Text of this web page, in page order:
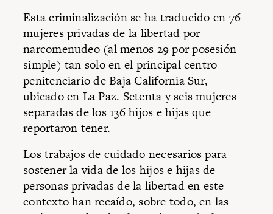
Esta criminalización se ha traducido en 76
mujeres privadas de la libertad por
narcomenudeo (al menos 29 por posesión
simple) tan solo en el principal centro
penitenciario de Baja California Sur,
ubicado en La Paz. Setenta y seis mujeres
separadas de los 136 hijos e hijas que
reportaron tener.
Los trabajos de cuidado necesarios para
sostener la vida de los hijos e hijas de
personas privadas de la libertad en este
contexto han recaído, sobre todo, en las